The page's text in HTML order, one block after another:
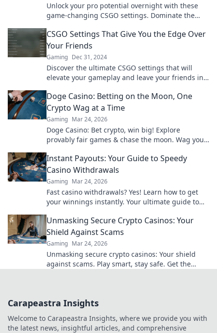
Unlock your pro potential overnight with these
game-changing CSGO settings. Dominate the
CSGO Settings That Give You the Edge Over
Your Friends
Gaming Dec 31, 2024
Discover the ultimate CSGO settings that will
elevate your gameplay and leave your friends in
Doge Casino: Betting on the Moon, One
Crypto Wag at a Time
Gaming Mar 24, 2026
Doge Casino: Bet crypto, win big! Explore
provably fair games & chase the moon. Wag your
Instant Payouts: Your Guide to Speedy
Casino Withdrawals
Gaming Mar 24, 2026
Fast casino withdrawals? Yes! Learn how to get
your winnings instantly. Your ultimate guide to
Unmasking Secure Crypto Casinos: Your
Shield Against Scams
Gaming Mar 24, 2026
Unmasking secure crypto casinos: Your shield
against scams. Play smart, stay safe. Get the
Carapeastra Insights
Welcome to Carapeastra Insights, where we provide you with
the latest news, insightful articles, and comprehensive